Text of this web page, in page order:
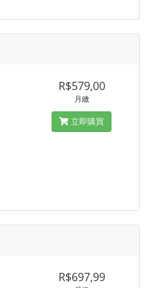
R$579,00
月繳
立即購買
R$697,99